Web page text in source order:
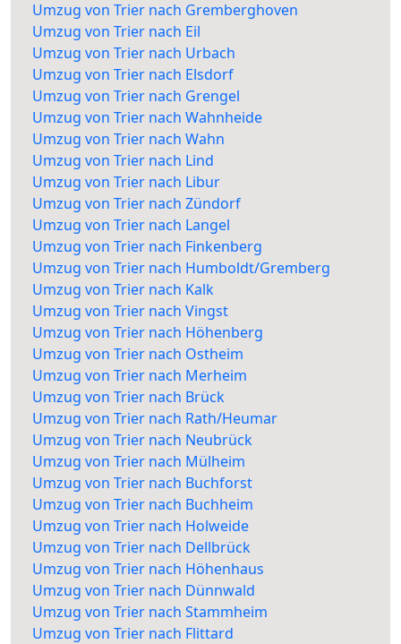
Umzug von Trier nach Gremberghoven
Umzug von Trier nach Eil
Umzug von Trier nach Urbach
Umzug von Trier nach Elsdorf
Umzug von Trier nach Grengel
Umzug von Trier nach Wahnheide
Umzug von Trier nach Wahn
Umzug von Trier nach Lind
Umzug von Trier nach Libur
Umzug von Trier nach Zündorf
Umzug von Trier nach Langel
Umzug von Trier nach Finkenberg
Umzug von Trier nach Humboldt/Gremberg
Umzug von Trier nach Kalk
Umzug von Trier nach Vingst
Umzug von Trier nach Höhenberg
Umzug von Trier nach Ostheim
Umzug von Trier nach Merheim
Umzug von Trier nach Brück
Umzug von Trier nach Rath/Heumar
Umzug von Trier nach Neubrück
Umzug von Trier nach Mülheim
Umzug von Trier nach Buchforst
Umzug von Trier nach Buchheim
Umzug von Trier nach Holweide
Umzug von Trier nach Dellbrück
Umzug von Trier nach Höhenhaus
Umzug von Trier nach Dünnwald
Umzug von Trier nach Stammheim
Umzug von Trier nach Flittard